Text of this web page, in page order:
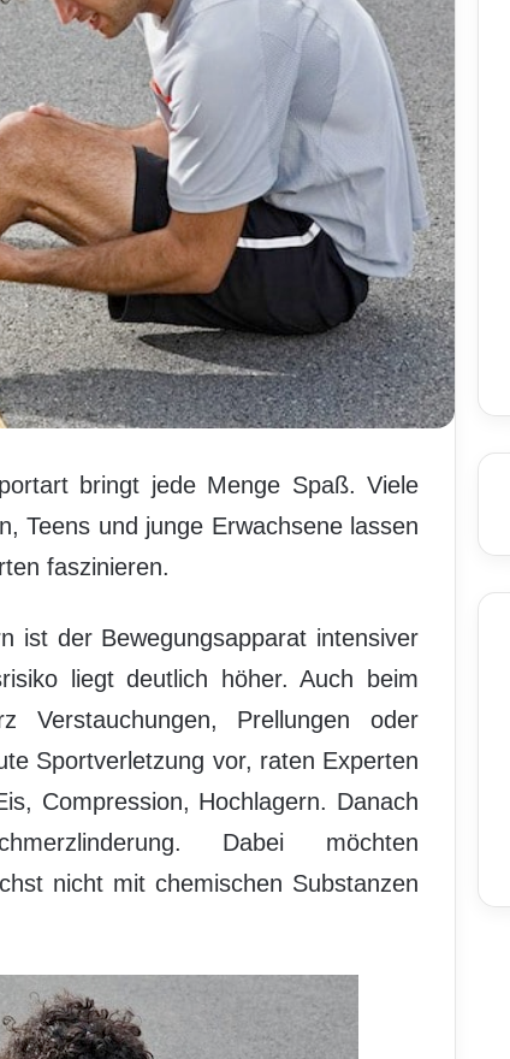
bringt jede Menge Spaß. Viele
Teens und junge Erwachsene lassen
faszinieren.
ist der Bewegungsapparat intensiver
liegt deutlich höher. Auch beim
Prellungen oder
Sportverletzung vor, raten Experten
Compression, Hochlagern. Danach
Dabei möchten
nicht mit chemischen Substanzen